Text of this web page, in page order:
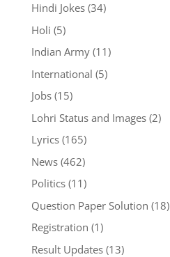
Hindi Jokes(34)
Holi (5)
Indian Army(11)
International (5)
Jobs(15)
Lohri Status and Images(2)
Lyrics(165)
News(462)
Politics(11)
Question Paper Solution (18)
Registration (1)
Result Updates(13)